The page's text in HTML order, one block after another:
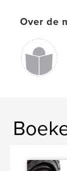
Over de